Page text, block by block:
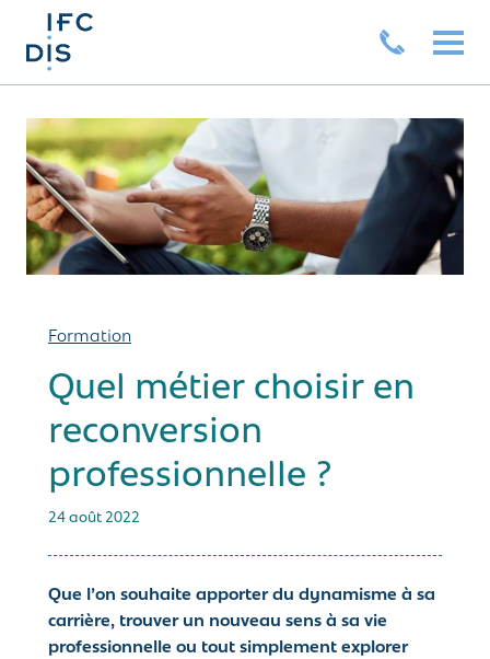
Formation
Quel métier choisir en
reconversion
professionnelle ?
24 août 2022
Que l’on souhaite apporter du dynamisme à sa
carrière, trouver un nouveau sens à sa vie
professionnelle ou tout simplement explorer